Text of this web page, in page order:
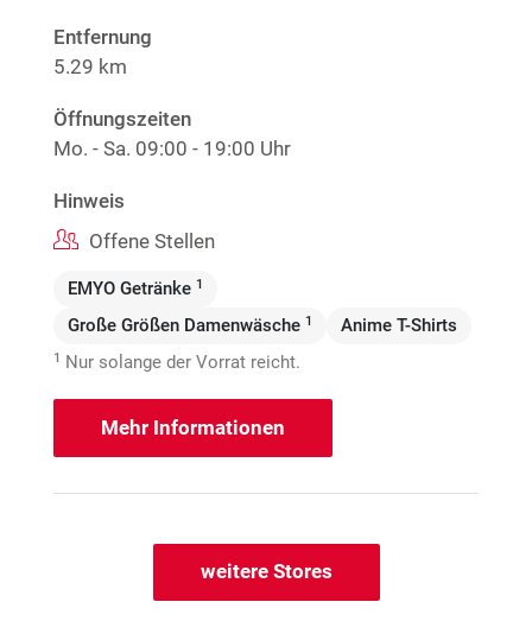
Entfernung
5.29 km
Öffnungszeiten
Mo. - Sa. 09:00 - 19:00 Uhr
Hinweis
Offene Stellen
EMYO Getränke 1
Große Größen Damenwäsche 1 Anime T-Shirts
1 Nur solange der Vorrat reicht.
Mehr Informationen
weitere Stores